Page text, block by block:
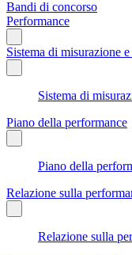
Bandi di concorso
Performance
Sistema di misurazione
Sistema di
Piano della performance
Piano della
Relazione sulla
Relazione sulla